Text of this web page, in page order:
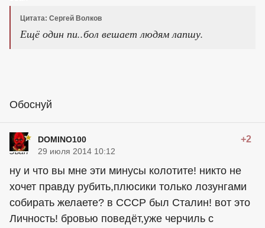
Цитата: Сергей Волков
Ещё один пи..бол вешает людям лапшу.
Обоснуй
DOMINO100 +2
29 июля 2014 10:12
ну и что вы мне эти минусы колотите! никто не
хочет правду рубить,плюсики только лозунгами
собирать желаете? в СССР был Сталин! вот это
Личность! бровью поведёт,уже черчиль с